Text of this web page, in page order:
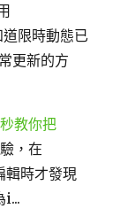
限時動態已
更新的方
教你把
，在
時才發現
i...